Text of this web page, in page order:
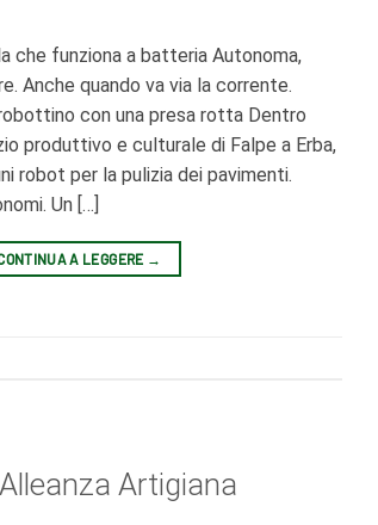
che funziona a batteria Autonoma,
Anche quando va via la corrente.
con una presa rotta Dentro
produttivo e culturale di Falpe a Erba,
robot per la pulizia dei pavimenti.
Un […]
A LEGGERE →
Artigiana